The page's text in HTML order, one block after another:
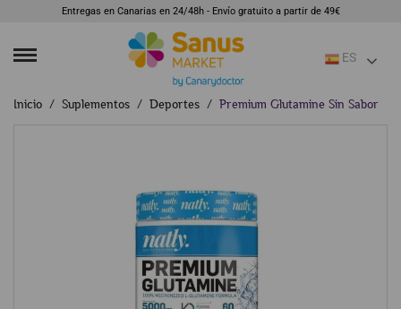
Entregas en Canarias en 24/48h - Envío gratuito a partir de 49€
ES
Inicio Suplementos Deportes Premium Glutamine Sin Sabor